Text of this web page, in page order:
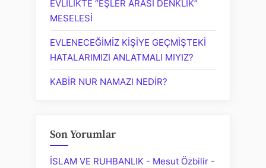
EVLİLİKTE “EŞLER ARASI DENKLİK”
MESELESİ
EVLENECEĞİMİZ KİŞİYE GEÇMİŞTEKİ
HATALARIMIZI ANLATMALI MIYIZ?
KABİR NUR NAMAZI NEDİR?
Son Yorumlar
İSLAM VE RUHBANLIK - Mesut Özbilir -